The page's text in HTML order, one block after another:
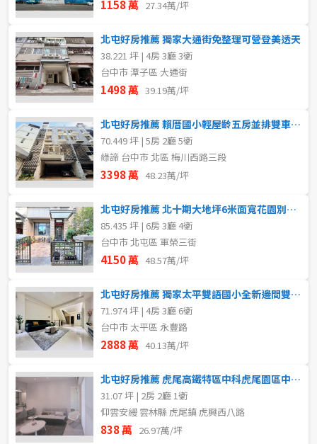
1158 萬 27.34萬/坪
北屯好房推薦 獨家大通街免整理可營登美透天
38.221 坪 | 4房 3廳 3衛
台中市 潭子區 大通街
1498 萬 39.19萬/坪
北屯好房推薦 賴厝國小輕屋齡五房並排雙車電梯別墅
70.449 坪 | 5房 2廳 5衛
綠諦 台中市 北區 梅川西路三段
3398 萬 48.23萬/坪
北屯好房推薦 北十期大地坪6米面寬花園別墅6房有孝親房
85.435 坪 | 6房 3廳 4衛
台中市 北屯區 軍榮三街
4150 萬 48.57萬/坪
北屯好房推薦 獨家太平雙語國小全新邊間雙車電梯別墅
71.974 坪 | 4房 3廳 6衛
台中市 太平區 永豐路
2888 萬 40.13萬/坪
北屯好房推薦 虎尾高鐵特區中科虎尾園區中高樓層視野漂亮二房
31.07 坪 | 2房 2廳 1衛
仰雲安縵 雲林縣 虎尾鎮 虎興西八路
838 萬 26.97萬/坪